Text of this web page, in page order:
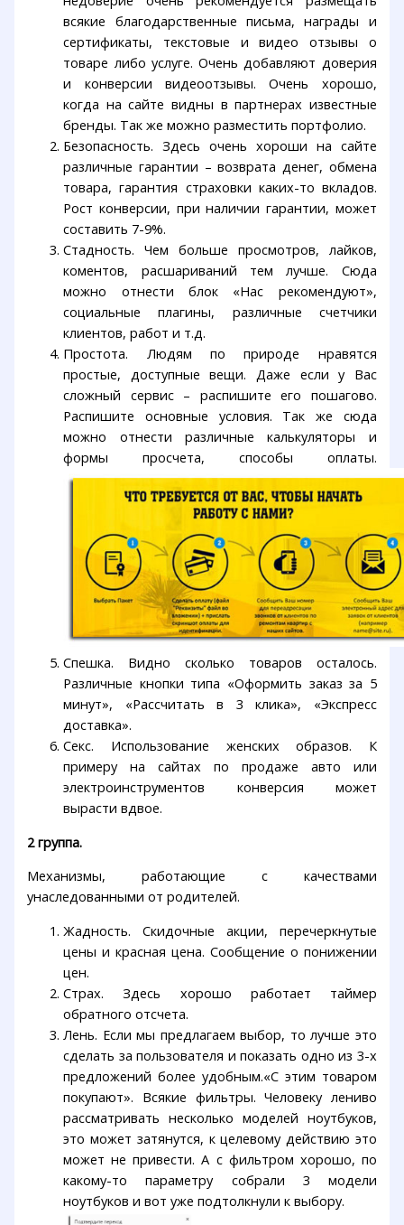
всякие благодарственные письма, награды и
сертификаты, текстовые и видео отзывы о
товаре либо услуге. Очень добавляют доверия
и конверсии видеоотзывы. Очень хорошо,
когда на сайте видны в партнерах известные
бренды. Так же можно разместить портфолио.
Безопасность. Здесь очень хороши на сайте
различные гарантии – возврата денег, обмена
товара, гарантия страховки каких-то вкладов.
Рост конверсии, при наличии гарантии, может
составить 7-9%.
Стадность. Чем больше просмотров, лайков,
коментов, расшариваний тем лучше. Сюда
можно отнести блок «Нас рекомендуют»,
социальные плагины, различные счетчики
клиентов, работ и т.д.
Простота. Людям по природе нравятся
простые, доступные вещи. Даже если у Вас
сложный сервис – распишите его пошагово.
Распишите основные условия. Так же сюда
можно отнести различные калькуляторы и
формы просчета, способы оплаты.
Спешка. Видно сколько товаров осталось.
Различные кнопки типа «Оформить заказ за 5
минут», «Рассчитать в 3 клика», «Экспресс
доставка».
Секс. Использование женских образов. К
примеру на сайтах по продаже авто или
электроинструментов конверсия может
вырасти вдвое.
2 группа.
Механизмы, работающие с качествами
унаследованными от родителей.
Жадность. Скидочные акции, перечеркнутые
цены и красная цена. Сообщение о понижении
цен.
Страх. Здесь хорошо работает таймер
обратного отсчета.
Лень. Если мы предлагаем выбор, то лучше это
сделать за пользователя и показать одно из 3-х
предложений более удобным.«С этим товаром
покупают». Всякие фильтры. Человеку лениво
рассматривать несколько моделей ноутбуков,
это может затянутся, к целевому действию это
может не привести. А с фильтром хорошо, по
какому-то параметру собрали 3 модели
ноутбуков и вот уже подтолкнули к выбору.